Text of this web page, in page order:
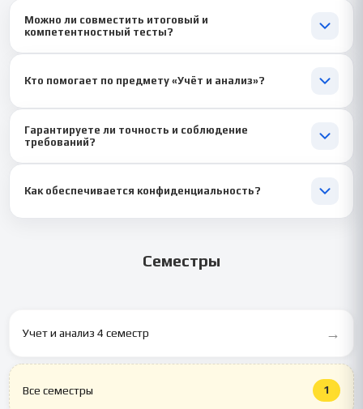
Можно ли совместить итоговый и
компетентностный тесты?
подходом и точными расчётами.
Кто помогает по предмету «Учёт и анализ»?
🎓, которые отлично разбираются в бухгалтерском учёте и
финансовом анализе.
Гарантируете ли точность и соблюдение
требований?
чтобы всё соответствовало методическим указаниям.
Как обеспечивается конфиденциальность?
Семестры
Учет и анализ 4 семестр →
Все семестры 1